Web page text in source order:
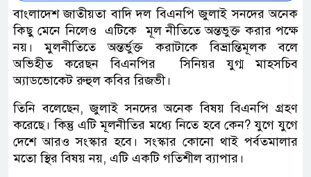
বাংলাদেশ জাতীয়তা বাদি দল বিএনপি জুলাই সনদের অনেক
কিছু মেনে নিলেও এটিকে মূল নীতিতে অন্তভুক্ত করার পক্ষে
নয়। মুলনীতিতে অন্তর্ভুক্ত করাটাকে বিভ্রান্তিমূলক বলে
অভিহীত করেছন বিএনপির সিনিয়র যুগ্ম মাহসচিব
অ্যাডভোকেট রুহুল কবির রিজভী।
তিনি বলেছেন, জুলাই সনদের অনেক বিষয় বিএনপি গ্রহণ
করেছে। কিন্তু এটি মূলনীতির মধ্যে নিতে হবে কেন? যুগে যুগে
দেশে আরও সংস্কার হবে। সংস্কার কোনো থাই পর্বতমালার
মতো স্থির বিষয় নয়, এটি একটি গতিশীল ব্যাপার।